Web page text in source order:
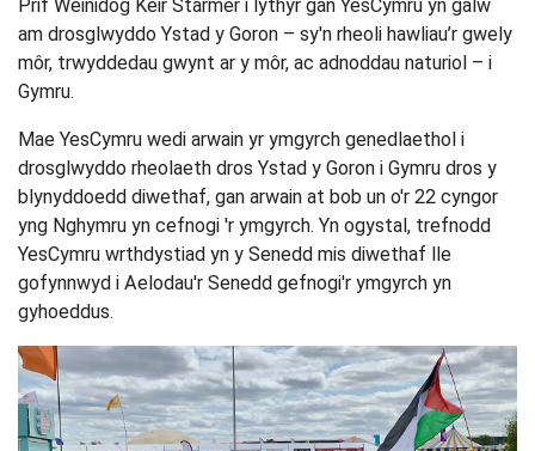
Prif Weinidog Keir Starmer i lythyr gan YesCymru yn galw
am drosglwyddo Ystad y Goron – sy'n rheoli hawliau’r gwely
môr, trwyddedau gwynt ar y môr, ac adnoddau naturiol – i
Gymru.
Mae YesCymru wedi arwain yr ymgyrch genedlaethol i
drosglwyddo rheolaeth dros Ystad y Goron i Gymru dros y
blynyddoedd diwethaf, gan arwain at bob un o'r 22 cyngor
yng Nghymru yn cefnogi 'r ymgyrch. Yn ogystal, trefnodd
YesCymru wrthdystiad yn y Senedd mis diwethaf lle
gofynnwyd i Aelodau'r Senedd gefnogi'r ymgyrch yn
gyhoeddus.